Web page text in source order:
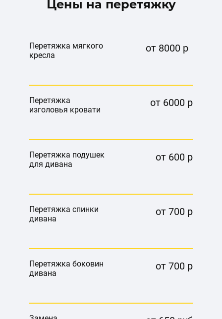
Цены на перетяжку
Перетяжка мягкого
кресла
от 8000 р
Перетяжка
изголовья кровати
от 6000 р
Перетяжка подушек
для дивана
от 600 р
Перетяжка спинки
дивана
от 700 р
Перетяжка боковин
дивана
от 700 р